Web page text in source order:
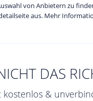
von Anbietern zu
aus. Mehr
DAS
kostenlos &